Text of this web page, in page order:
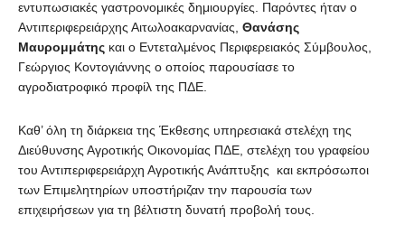
εντυπωσιακές γαστρονομικές δημιουργίες. Παρόντες ήταν ο
Αντιπεριφερειάρχης Αιτωλοακαρνανίας, Θανάσης
Μαυρομμάτης και ο Εντεταλμένος Περιφερειακός Σύμβουλος,
Γεώργιος Κοντογιάννης ο οποίος παρουσίασε το
αγροδιατροφικό προφίλ της ΠΔΕ.
Καθ’ όλη τη διάρκεια της Έκθεσης υπηρεσιακά στελέχη της
Διεύθυνσης Αγροτικής Οικονομίας ΠΔΕ, στελέχη του γραφείου
του Αντιπεριφερειάρχη Αγροτικής Ανάπτυξης και εκπρόσωποι
των Επιμελητηρίων υποστήριζαν την παρουσία των
επιχειρήσεων για τη βέλτιστη δυνατή προβολή τους.